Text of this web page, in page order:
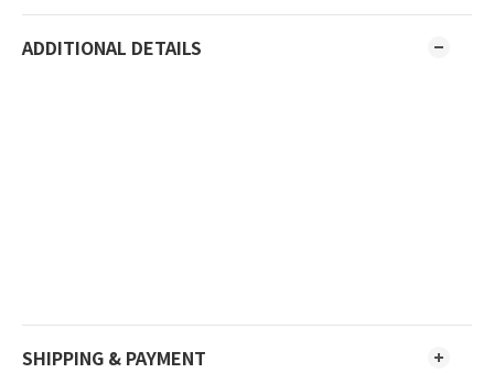
ADDITIONAL DETAILS
SHIPPING & PAYMENT